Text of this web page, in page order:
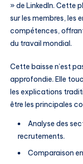
» de LinkedIn. Cette
sur les membres, les
compétences,
du travail mondial.
Cette baisse n’est
approfondie. Elle
les explications
être les principales
Analyse des
recrutements.
Comparaison